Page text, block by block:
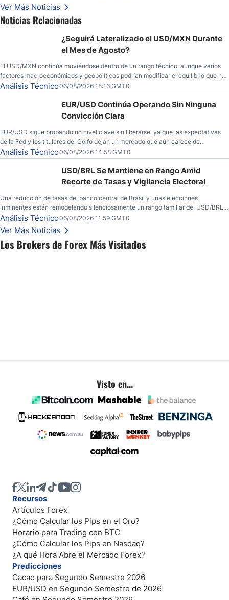
Los Brokers de Forex Más Visitados
Ver Más Noticias
Noticias Relacionadas
¿Seguirá Lateralizado el USD/MXN Durante
el Mes de Agosto?
El USD/MXN continúa moviéndose dentro de un rango técnico, aunque varios
factores macroeconómicos y geopolíticos podrían modificar el equilibrio que ha
dominado al mercado en las últimas semanas.
Análisis Técnico06/08/2026 15:16 GMT0
EUR/USD Continúa Operando Sin Ninguna
Convicción Clara
EUR/USD sigue probando un nivel clave sin liberarse, ya que las expectativas
de la Fed y los titulares del Golfo dejan un mercado que aún carece de
convicción real.
Análisis Técnico06/08/2026 14:58 GMT0
USD/BRL Se Mantiene en Rango Amid
Recorte de Tasas y Vigilancia Electoral
Una reducción de tasas del banco central de Brasil y unas elecciones
inminentes están remodelando silenciosamente un rango familiar del USD/BRL.
Una reducción de tasas por parte del banco central de Brasil y unas elecciones
inminentes están remodelando silenciosamente un rango familiar del USD/BRL.
Esto es lo que los traders están observando a continuación.
Análisis Técnico06/08/2026 11:59 GMT0
Ver Más Noticias
Visto en...
Recursos
Artículos Forex
¿Cómo Calcular los Pips en el Oro?
Horario para Trading con BTC
¿Cómo Calcular los Pips en Nasdaq?
¿A qué Hora Abre el Mercado Forex?
Predicciones
Cacao para Segundo Semestre 2026
EUR/USD en Segundo Semestre de 2026